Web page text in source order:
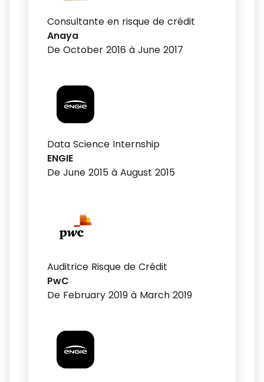
Consultante en risque de crédit
Anaya
De October 2016 à June 2017
Data Science Internship
ENGIE
De June 2015 à August 2015
Auditrice Risque de Crédit
PwC
De February 2019 à March 2019